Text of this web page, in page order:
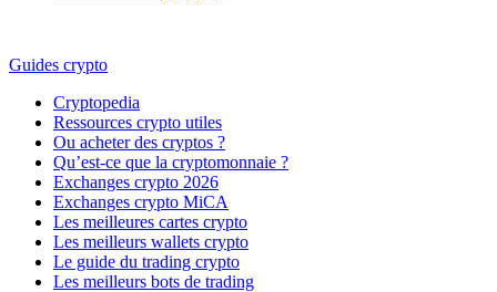
Guides crypto
Cryptopedia
Ressources crypto utiles
Ou acheter des cryptos ?
Qu’est-ce que la cryptomonnaie ?
Exchanges crypto 2026
Exchanges crypto MiCA
Les meilleures cartes crypto
Les meilleurs wallets crypto
Le guide du trading crypto
Les meilleurs bots de trading